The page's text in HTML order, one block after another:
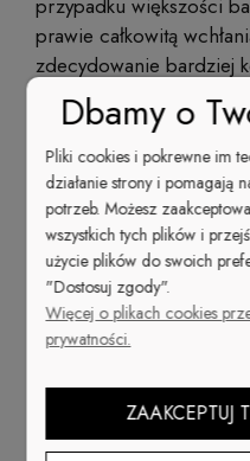
prawie całkowitą
zdecydowanie bardziej
minutach od
można założyć
obaw o pobrudzenie
czasie upalnego lata
komfortowe niż
wchłanialnego balsamu.
Masło do
działaniem
zewnętrznych
Dbamy o
Pliki cookies i pokrewne im
działanie strony i pomagają
potrzeb. Możesz
wszystkich tych plików i
użycie plików do swoich
"Dostosuj zgody".
Więcej o plikach cookies
prywatności.
ZAAKCEPTUJ